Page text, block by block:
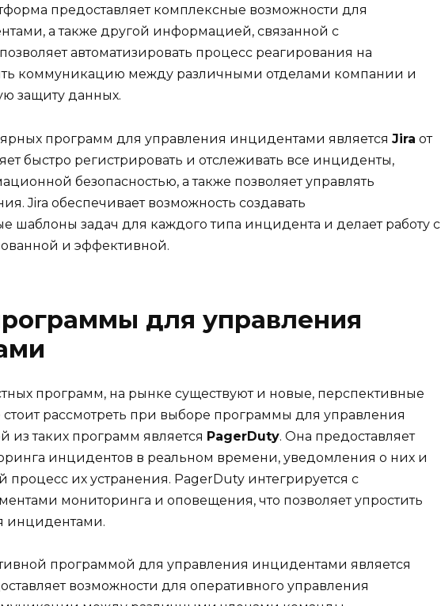
предоставляет комплексные возможности для
а также другой информацией, связанной с
автоматизировать процесс реагирования на
коммуникацию между различными отделами компании и
защиту данных.
программ для управления инцидентами является Jira от
быстро регистрировать и отслеживать все инциденты,
безопасностью, а также позволяет управлять
Jira обеспечивает возможность создавать
шаблоны задач для каждого типа инцидента и делает работу с
и эффективной.
для управления
программ, на рынке существуют и новые, перспективные
стоит рассмотреть при выборе программы для управления
таких программ является PagerDuty. Она предоставляет
инцидентов в реальном времени, уведомления о них и
процесс их устранения. PagerDuty интегрируется с
мониторинга и оповещения, что позволяет упростить
инцидентами.
программой для управления инцидентами является
возможности для оперативного управления